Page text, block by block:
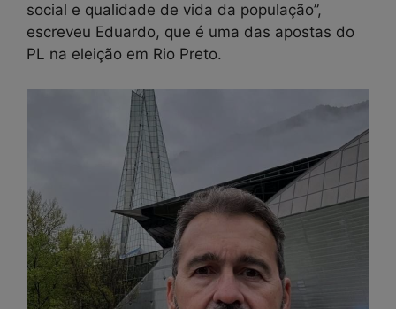
social e qualidade de vida da população”,
escreveu Eduardo, que é uma das apostas do
PL na eleição em Rio Preto.